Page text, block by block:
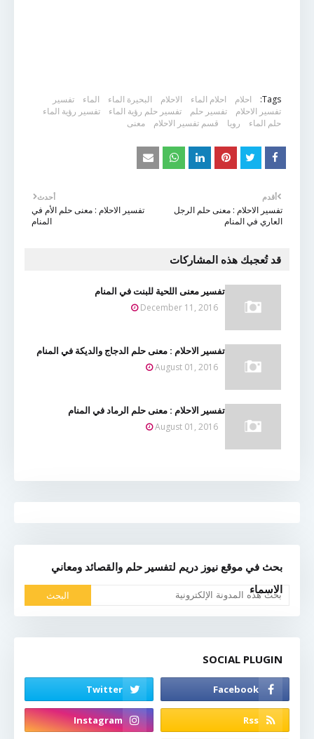
Tags: احلام احلام الماء الاحلام البحيرة الماء الماء
تفسير
تفسير الاحلام
تفسير حلم تفسير حلم رؤية الماء
تفسير رؤية الماء
حلم الماء
رويا قسم تفسير الاحلام معنى
أحدث
تفسير الاحلام : معنى حلم الأم في
المنام
أقدم
تفسير الاحلام : معنى حلم الرجل
العاري في المنام
قد تُعجبك هذه المشاركات
تفسير معنى اللحية للبنت في المنام
December 11, 2016
تفسير الاحلام : معنى حلم الدجاج والديكة في المنام
August 01, 2016
تفسير الاحلام : معنى حلم الرماد في المنام
August 01, 2016
بحث في موقع نيوز دريم لتفسير حلم والقصائد ومعاني
الاسماء
SOCIAL PLUGIN